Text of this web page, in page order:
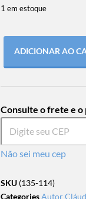
1 em estoque
ADICIONAR AO
Consulte o frete e o
Não sei meu cep
SKU (135-114)
CategoriesAutor